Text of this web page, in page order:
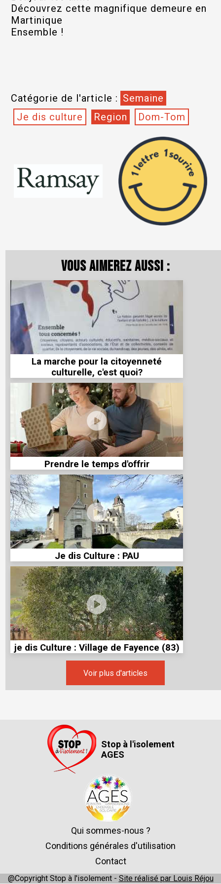
Découvrez cette magnifique demeure en
Martinique
Ensemble !
Catégorie de l'article : Semaine
Je dis culture
Region Dom-Tom
Vous aimerez aussi :
La marche pour la citoyenneté
culturelle, c'est quoi?
Prendre le temps d'offrir
Je dis Culture : PAU
je dis Culture : Village de Fayence (83)
Voir plus d'articles
Stop à l'isolement
AGES
Qui sommes-nous ?
Conditions générales d'utilisation
Contact
@Copyright Stop à l'isolement - Site réalisé par Louis Réjou